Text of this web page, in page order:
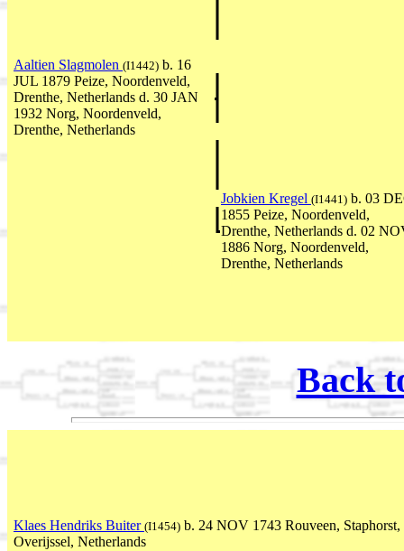
Aaltien Slagmolen (I1442) b. 16
JUL 1879 Peize, Noordenveld,
Drenthe, Netherlands d. 30 JAN
1932 Norg, Noordenveld,
Drenthe, Netherlands
Jobkien Kregel (I1441) b. 03
1855 Peize, Noordenveld,
Drenthe, Netherlands d. 02
1886 Norg, Noordenveld,
Drenthe, Netherlands
Back
Klaes Hendriks Buiter (I1454) b. 24 NOV 1743 Rouveen, Staphorst,
Overijssel, Netherlands